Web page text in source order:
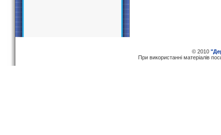
© 2010
При використаннi матерiалiв